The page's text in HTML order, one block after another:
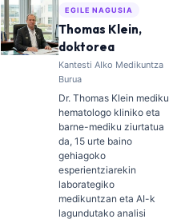
EGILE NAGUSIA
Thomas Klein,
doktorea
Kantesti AIko Medikuntza
Burua
Dr. Thomas Klein mediku
hematologo kliniko eta
barne-mediku ziurtatua
da, 15 urte baino
gehiagoko
esperientziarekin
laborategiko
medikuntzan eta AI-k
lagundutako analisi